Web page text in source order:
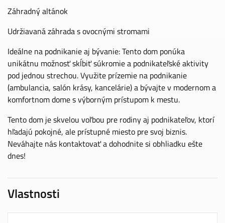
Záhradný altánok
Udržiavaná záhrada s ovocnými stromami
Ideálne na podnikanie aj bývanie: Tento dom ponúka
unikátnu možnosť skĺbiť súkromie a podnikateľské aktivity
pod jednou strechou. Využite prízemie na podnikanie
(ambulancia, salón krásy, kancelárie) a bývajte v modernom a
komfortnom dome s výborným prístupom k mestu.
Tento dom je skvelou voľbou pre rodiny aj podnikateľov, ktorí
hľadajú pokojné, ale prístupné miesto pre svoj biznis.
Neváhajte nás kontaktovať a dohodnite si obhliadku ešte
dnes!
Vlastnosti